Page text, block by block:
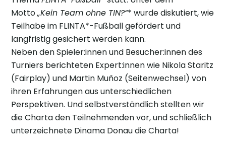
Motto„Kein Team ohne TIN?“* wurde diskutiert, wie
Teilhabe im FLINTA*-Fußball gefördert und
langfristig gesichert werden kann.
Neben den Spieler:innen und Besucher:innen des
Turniers berichteten Expert:innen wie Nikola Staritz
(Fairplay) und Martin Muñoz (Seitenwechsel) von
ihren Erfahrungen aus unterschiedlichen
Perspektiven. Und selbstverständlich stellten wir
die Charta den Teilnehmenden vor, und schließlich
unterzeichnete Dinama Donau die Charta!